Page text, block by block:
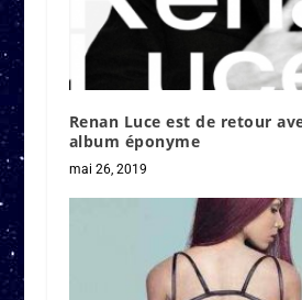
Renan Luce est de retour
album éponyme
mai 26, 2019